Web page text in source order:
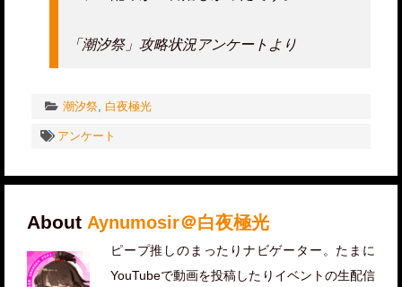
「潮汐祭」攻略状況アンケートより
潮汐祭 白夜極光
アンケート
About Aynumosir＠白夜極光
ピープ推しのまったりナビゲーター。たまに
YouTubeで動画を投稿したりイベントの生配信